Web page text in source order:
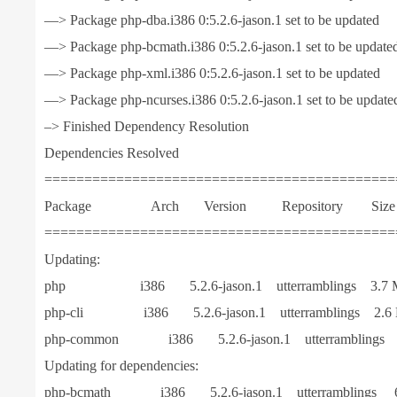
—> Package php-dba.i386 0:5.2.6-jason.1 set to be updated
—> Package php-bcmath.i386 0:5.2.6-jason.1 set to be
—> Package php-xml.i386 0:5.2.6-jason.1 set to be updated
—> Package php-ncurses.i386 0:5.2.6-jason.1 set to be
–> Finished Dependency Resolution
Dependencies Resolved
Package Arch Version Repository Size
Updating:
php i386 5.2.6-jason.1 utterramblings 3.7
php-cli i386 5.2.6-jason.1 utterramblings 2.6
php-common i386 5.2.6-jason.1 utterramblings
Updating for dependencies:
php-bcmath i386 5.2.6-jason.1 utterramblings